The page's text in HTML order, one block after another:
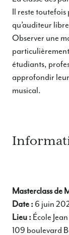
Il reste toutefois
qu’auditeur
Observer une
étudiants,
approfondir
musical.
Masterclass de
Date : 6 juin
Lieu : École
109 boulevard